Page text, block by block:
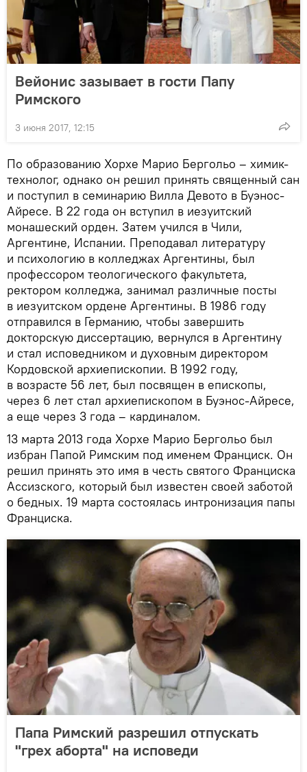
Вейонис зазывает в гости Папу
Римского
3 июня 2017, 12:15
По образованию Хорхе Марио Бергольо – химик-
технолог, однако он решил принять священный сан
и поступил в семинарию Вилла Девото в Буэнос-
Айресе. В 22 года он вступил в иезуитский
монашеский орден. Затем учился в Чили,
Аргентине, Испании. Преподавал литературу
и психологию в колледжах Аргентины, был
профессором теологического факультета,
ректором колледжа, занимал различные посты
в иезуитском ордене Аргентины. В 1986 году
отправился в Германию, чтобы завершить
докторскую диссертацию, вернулся в Аргентину
и стал исповедником и духовным директором
Кордовской архиепископии. В 1992 году,
в возрасте 56 лет, был посвящен в епископы,
через 6 лет стал архиепископом в Буэнос-Айресе,
а еще через 3 года – кардиналом.
13 марта 2013 года Хорхе Марио Бергольо был
избран Папой Римским под именем Франциск. Он
решил принять это имя в честь святого Франциска
Ассизского, который был известен своей заботой
о бедных. 19 марта состоялась интронизация папы
Франциска.
Папа Римский разрешил отпускать
"грех аборта" на исповеди